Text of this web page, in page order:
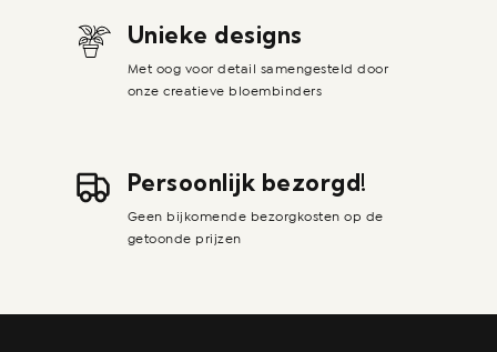
Unieke designs
Met oog voor detail samengesteld door
onze creatieve bloembinders
Persoonlijk bezorgd!
Geen bijkomende bezorgkosten op de
getoonde prijzen